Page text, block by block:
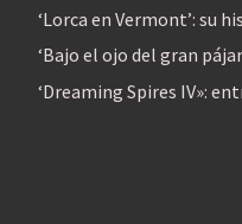
‘Lorca en Vermont’: su
‘Bajo el ojo del gran
‘Dreaming Spires IV»: